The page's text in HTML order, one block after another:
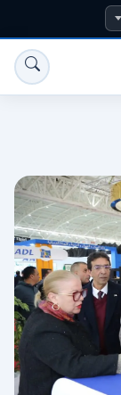
سياسة